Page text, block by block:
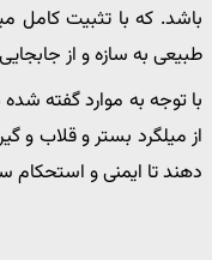
باشد. که با تثبیت کامل
طبیعی به سازه و از
با توجه به موارد گفته
از میلگرد بستر و قلاب و
دهند تا ایمنی و استحکام